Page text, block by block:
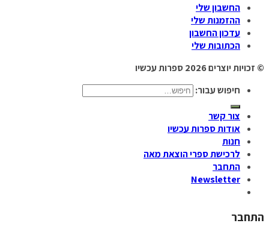
החשבון שלי
ההזמנות שלי
עדכון החשבון
הכתובות שלי
© זכויות יוצרים 2026
ספרות עכשיו
חיפוש עבור:
צור קשר
אודות ספרות עכשיו
חנות
לרכישת ספרי הוצאת מאה
התחבר
Newsletter
התחבר